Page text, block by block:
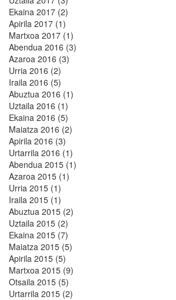
Ekaina 2017 (2)
Apirila 2017 (1)
Martxoa 2017 (1)
Abendua 2016 (3)
Azaroa 2016 (3)
Urria 2016 (2)
Iraila 2016 (5)
Abuztua 2016 (1)
Uztaila 2016 (1)
Ekaina 2016 (5)
Maiatza 2016 (2)
Apirila 2016 (3)
Urtarrila 2016 (1)
Abendua 2015 (1)
Azaroa 2015 (1)
Urria 2015 (1)
Iraila 2015 (1)
Abuztua 2015 (2)
Uztaila 2015 (2)
Ekaina 2015 (7)
Maiatza 2015 (5)
Apirila 2015 (5)
Martxoa 2015 (9)
Otsaila 2015 (5)
Urtarrila 2015 (2)